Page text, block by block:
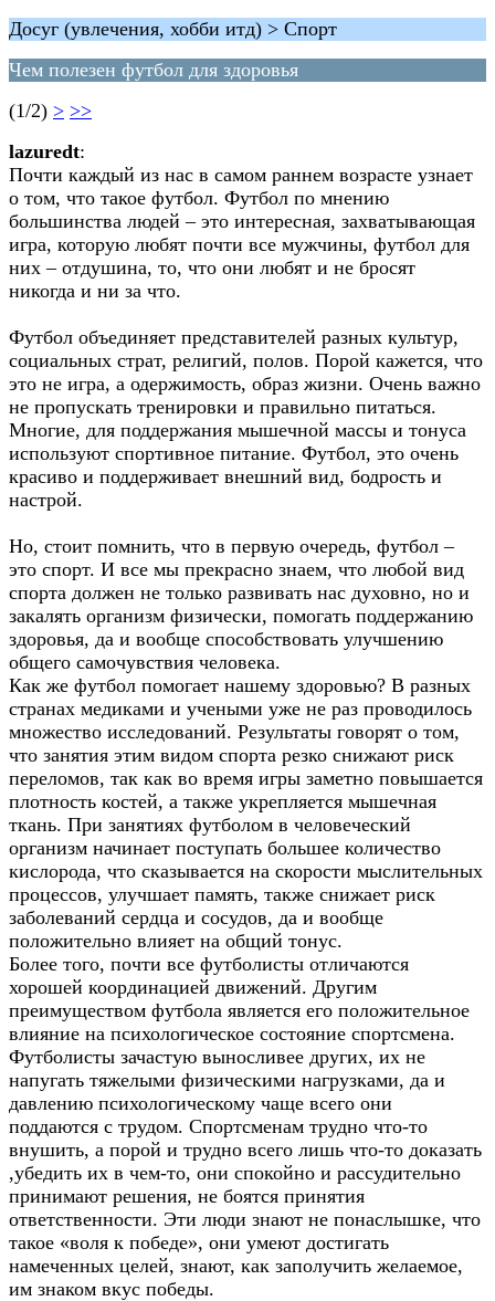
Досуг (увлечения, хобби итд) > Спорт
Чем полезен футбол для здоровья
(1/2) > >>
lazuredt:
Почти каждый из нас в самом раннем возрасте узнает
о том, что такое футбол. Футбол по мнению
большинства людей – это интересная, захватывающая
игра, которую любят почти все мужчины, футбол для
них – отдушина, то, что они любят и не бросят
никогда и ни за что.
Футбол объединяет представителей разных культур,
социальных страт, религий, полов. Порой кажется, что
это не игра, а одержимость, образ жизни. Очень важно
не пропускать тренировки и правильно питаться.
Многие, для поддержания мышечной массы и тонуса
используют спортивное питание. Футбол, это очень
красиво и поддерживает внешний вид, бодрость и
настрой.
Но, стоит помнить, что в первую очередь, футбол –
это спорт. И все мы прекрасно знаем, что любой вид
спорта должен не только развивать нас духовно, но и
закалять организм физически, помогать поддержанию
здоровья, да и вообще способствовать улучшению
общего самочувствия человека.
Как же футбол помогает нашему здоровью? В разных
странах медиками и учеными уже не раз проводилось
множество исследований. Результаты говорят о том,
что занятия этим видом спорта резко снижают риск
переломов, так как во время игры заметно повышается
плотность костей, а также укрепляется мышечная
ткань. При занятиях футболом в человеческий
организм начинает поступать большее количество
кислорода, что сказывается на скорости мыслительных
процессов, улучшает память, также снижает риск
заболеваний сердца и сосудов, да и вообще
положительно влияет на общий тонус.
Более того, почти все футболисты отличаются
хорошей координацией движений. Другим
преимуществом футбола является его положительное
влияние на психологическое состояние спортсмена.
Футболисты зачастую выносливее других, их не
напугать тяжелыми физическими нагрузками, да и
давлению психологическому чаще всего они
поддаются с трудом. Спортсменам трудно что-то
внушить, а порой и трудно всего лишь что-то доказать
,убедить их в чем-то, они спокойно и рассудительно
принимают решения, не боятся принятия
ответственности. Эти люди знают не понаслышке, что
такое «воля к победе», они умеют достигать
намеченных целей, знают, как заполучить желаемое,
им знаком вкус победы.